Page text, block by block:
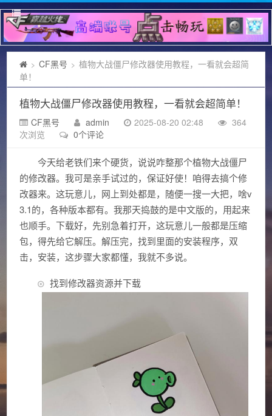
> CF黑号 > 植物大战僵尸修改器使用教程，一看就会超简
单！
植物大战僵尸修改器使用教程，一看就会超简单！
CF黑号 admin 2025-08-20 02:48
364
次浏览
0个评论
今天给老铁们来个硬货，说说咋整那个植物大战僵尸
的修改器。我可是亲手试过的，保证好使！咱得去搞个修
改器来。这玩意儿，网上到处都是，随便一搜一大把，啥v
3.1的，各种版本都有。我那天捣鼓的是中文版的，用起来
也顺手。下载好，先别急着打开，这玩意儿一般都是压缩
包，得先给它解压。解压完，找到里面的安装程序，双
击，安装，这步骤大家都懂，我就不多说。
找到修改器资源并下载